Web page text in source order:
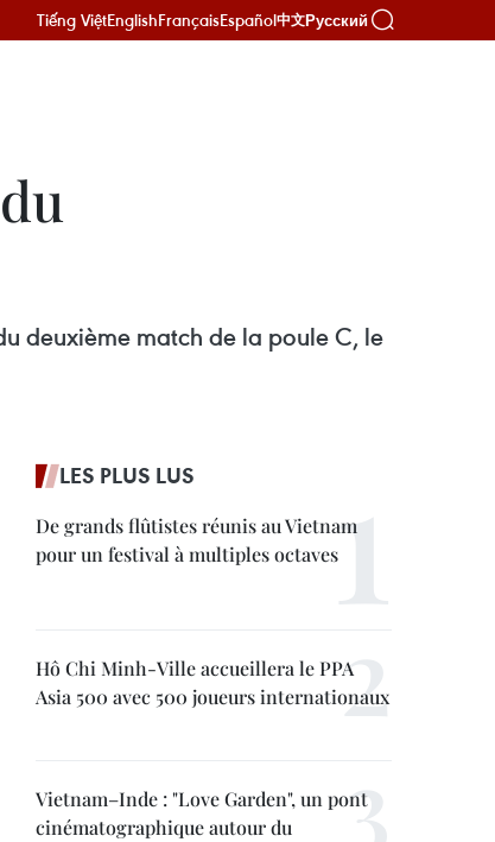
Tiếng ViệtEnglishFrançaisEspañol中文Русский
deuxième match de la poule C, le
LES PLUS LUS
De grands flûtistes réunis au Vietnam
pour un festival à multiples octaves
Hô Chi Minh-Ville accueillera le PPA
Asia 500 avec 500 joueurs internationaux
Vietnam–Inde : "Love Garden", un pont
cinématographique autour du